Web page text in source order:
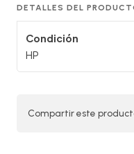
DETALLES DEL
Condición
HP
Compartir este